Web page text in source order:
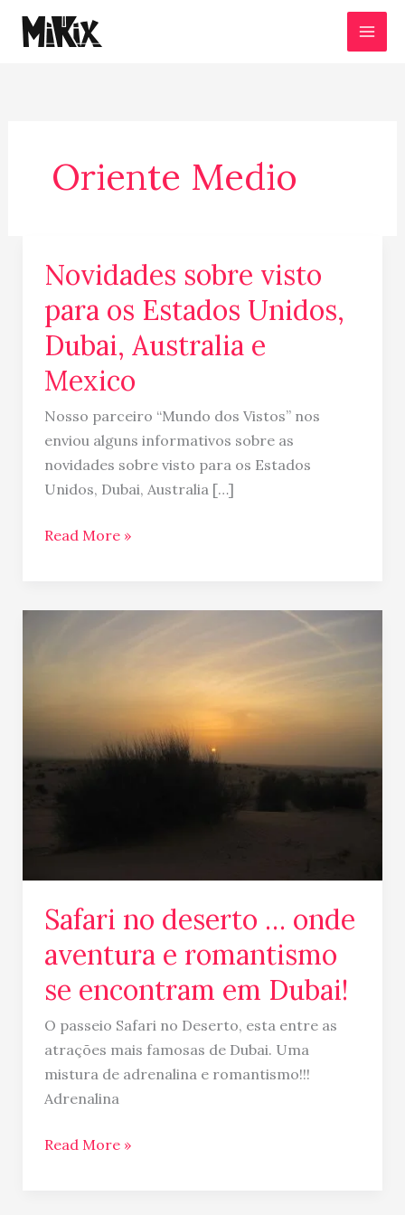
para
Oriente Medio
Novidades sobre visto
para os Estados Unidos,
Dubai, Australia e
Mexico
Nosso parceiro “Mundo dos Vistos” nos
enviou alguns informativos sobre as
novidades sobre visto para os Estados
Unidos, Dubai, Australia […]
Novidades
visto
para
os
Estados
Unidos,
Dubai,
Australia
e
Read More »
Safari no deserto … onde
aventura e romantismo
se encontram em Dubai!
O passeio Safari no Deserto, esta entre as
atrações mais famosas de Dubai. Uma
mistura de adrenalina e romantismo!!!
Adrenalina
aventura
e
romantismo
Read More »